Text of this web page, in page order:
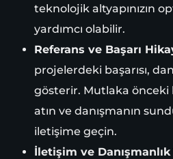
teknolojik altyapınızın
yardımcı olabilir.
Referans ve Başarı
projelerdeki başarısı,
gösterir. Mutlaka önceki
atın ve danışmanın
iletişime geçin.
İletişim ve Danışmanlık